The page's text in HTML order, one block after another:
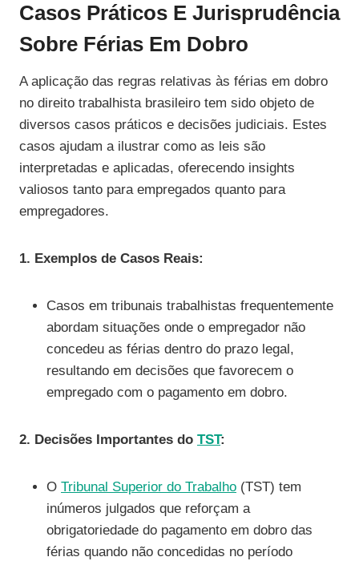
Casos Práticos E Jurisprudência
Sobre Férias Em Dobro
A aplicação das regras relativas às férias em dobro
no direito trabalhista brasileiro tem sido objeto de
diversos casos práticos e decisões judiciais. Estes
casos ajudam a ilustrar como as leis são
interpretadas e aplicadas, oferecendo insights
valiosos tanto para empregados quanto para
empregadores.
1. Exemplos de Casos Reais:
Casos em tribunais trabalhistas frequentemente
abordam situações onde o empregador não
concedeu as férias dentro do prazo legal,
resultando em decisões que favorecem o
empregado com o pagamento em dobro.
2. Decisões Importantes do TST:
O Tribunal Superior do Trabalho (TST) tem
inúmeros julgados que reforçam a
obrigatoriedade do pagamento em dobro das
férias quando não concedidas no período